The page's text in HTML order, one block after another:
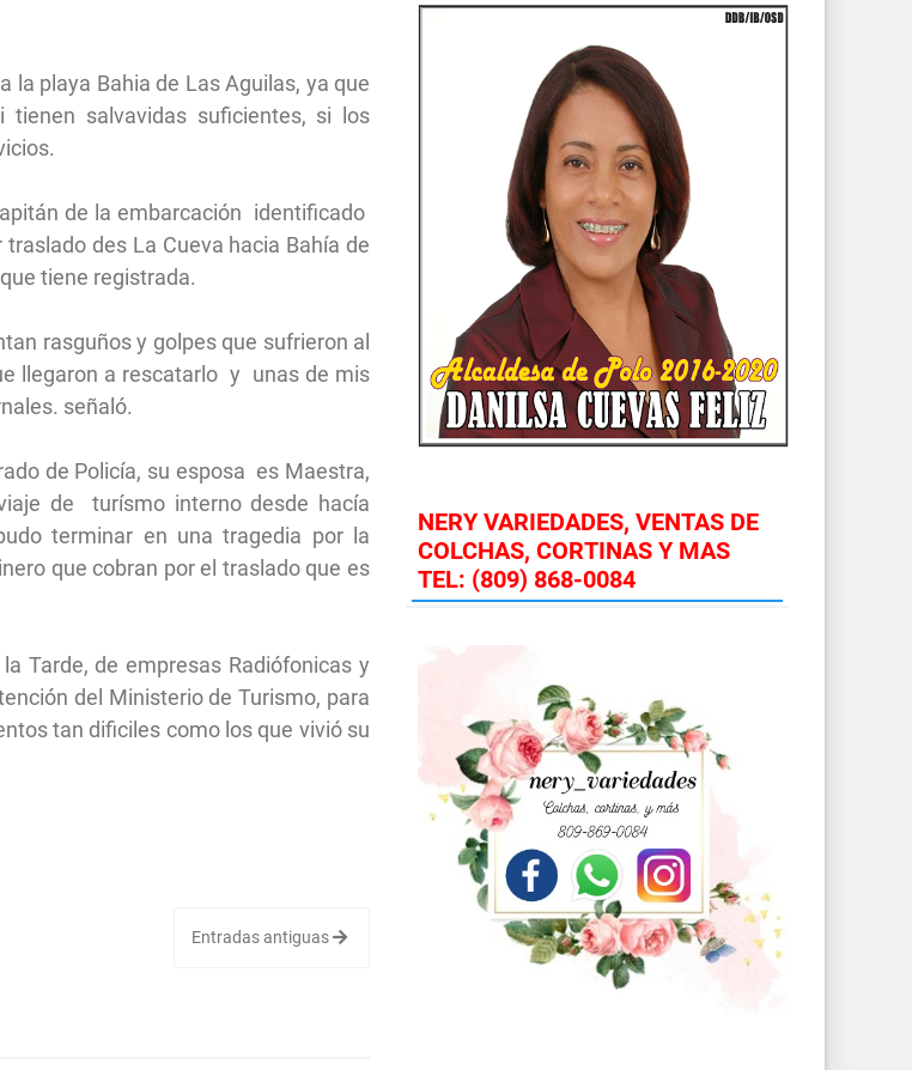
la playa Bahia de Las Aguilas, ya que
salvavidas suficientes, si los
de la embarcación identificado
des La Cueva hacia Bahía de
tiene registrada.
rasguños y golpes que sufrieron al
llegaron a rescatarlo y unas de mis
señaló.
de Policía, su esposa es Maestra,
de turísmo interno desde hacía
terminar en una tragedia por la
que cobran por el traslado que es
Tarde, de empresas Radiófonicas y
del Ministerio de Turismo, para
tan dificiles como los que vivió su
Entradas antiguas
NERY VARIEDADES, VENTAS DE
COLCHAS, CORTINAS Y MAS
TEL: (809) 868-0084